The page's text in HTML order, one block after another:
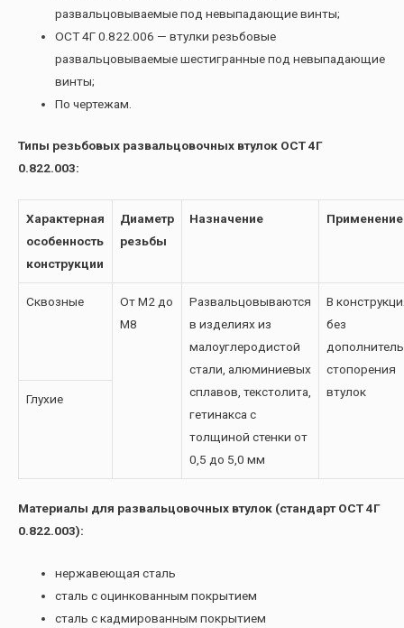
развальцовываемые под невыпадающие винты;
ОСТ 4Г 0.822.006 — втулки резьбовые
развальцовываемые шестигранные под невыпадающие
винты;
По чертежам.
Типы резьбовых развальцовочных втулок ОСТ 4Г
0.822.003:
Характерная
особенность
конструкции
Диаметр
резьбы
Назначение Применение
Сквозные
От М2 до
М8
Развальцовываются
в изделиях из
малоуглеродистой
стали, алюминиевых
сплавов, текстолита,
гетинакса с
толщиной стенки от
0,5 до 5,0 мм
В
без
стопорения
втулок
Глухие
Материалы для развальцовочных втулок (стандарт ОСТ 4Г
0.822.003):
нержавеющая сталь
сталь с оцинкованным покрытием
сталь с кадмированным покрытием